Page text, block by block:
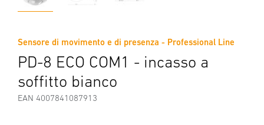
Sensore di movimento e di presenza - Professional Line
PD-8 ECO COM1 - incasso a
soffitto bianco
EAN 4007841087913